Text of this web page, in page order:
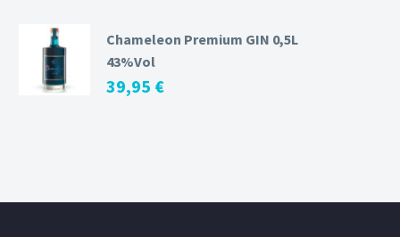
Chameleon Premium GIN 0,5L
43%Vol
39,95 €